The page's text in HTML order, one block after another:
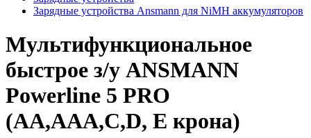
Зарядные устройства Ansmann для NiMH аккумуляторов
Мультифункциональное
быстрое з/у ANSMANN
Powerline 5 PRO
(AA,ААА,С,D, Е крона)